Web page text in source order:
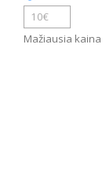
Mažiausia kaina